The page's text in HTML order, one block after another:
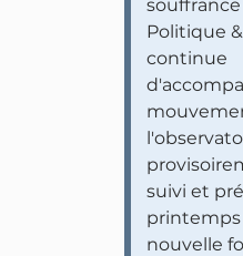
Politique
continue
suivi et
printemps
nouvelle